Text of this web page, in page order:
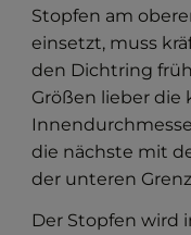
Stopfen am
einsetzt, muss
den Dichtring
Größen lieber
die nächste mit
der unteren
Der Stopfen wird